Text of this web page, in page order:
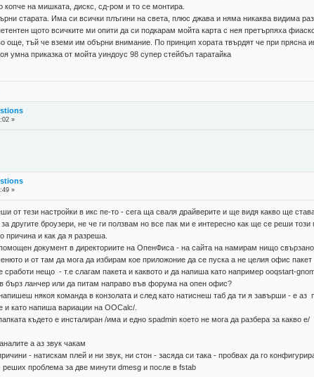
копче на мишката, дискс, сд-ром и то се монтира.
старата. Има си всички плъгини на света, плюс джава и няма никаква видима
щото всичките ми опити да си подкарам мойта карта с нея претърпяха
още, тъй че вземи им обърни внимание. По принцип хората твърдят че при прясна
умна приказка от мойта уиндоус 98 супер стейбъл таратайка
»
»
от тези настройки в икс пе-то - сега ща сваля драйверите и ще видя какво ще
другите броузери, не че ги ползвам но все пак ми е интересно как ще се реши
причина и как да я разреша.
документ в директориите на ОпенФиса - на сайта на намирам нищо свързано
и от там да мога да избирам кое приложоние да се пуска а не целия офис пакет
сработи нещо - т.е слагам пакета и каквото и да напиша като например ooqstart-
бърз ланчер или да питам направо във форума на опен офис?
някоя команда в конзолата и след като натиснеш таб да ти я завърши - е
като напиша вариации на OOCalc/.
където е инсталиран /има и едно spadmin което не мога да разбера за какво е/
а аз звук чакам
- натискам плей и ни звук, ни стон - засяда си така - пробвах да го
реших проблема за две минути dmesg и после в fstab